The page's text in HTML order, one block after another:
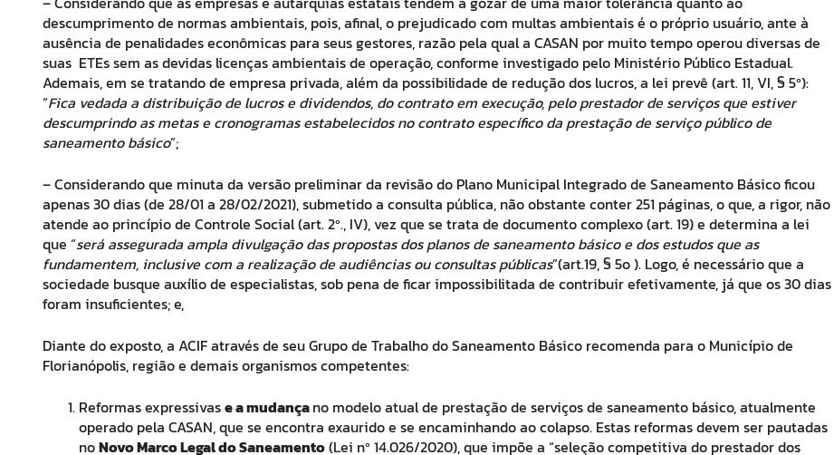
descumprimento de normas ambientais, pois, afinal, o prejudicado com multas ambientais é o próprio usuário, ante à
ausência de penalidades econômicas para seus gestores, razão pela qual a CASAN por muito tempo operou diversas de
suas ETEs sem as devidas licenças ambientais de operação, conforme investigado pelo Ministério Público Estadual.
Ademais, em se tratando de empresa privada, além da possibilidade de redução dos lucros, a lei prevê (art. 11, VI, § 5º):
“Fica vedada a distribuição de lucros e dividendos, do contrato em execução, pelo prestador de serviços que estiver
descumprindo as metas e cronogramas estabelecidos no contrato específico da prestação de serviço público de
saneamento básico”;
– Considerando que minuta da versão preliminar da revisão do Plano Municipal Integrado de Saneamento Básico ficou
apenas 30 dias (de 28/01 a 28/02/2021), submetido a consulta pública, não obstante conter 251 páginas, o que, a rigor, não
atende ao princípio de Controle Social (art. 2º., IV), vez que se trata de documento complexo (art. 19) e determina a lei
que “será assegurada ampla divulgação das propostas dos planos de saneamento básico e dos estudos que as
fundamentem, inclusive com a realização de audiências ou consultas públicas”(art.19, § 5o). Logo, é necessário que a
sociedade busque auxílio de especialistas, sob pena de ficar impossibilitada de contribuir efetivamente, já que os 30 dias
foram insuficientes; e,
Diante do exposto, a ACIF através de seu Grupo de Trabalho do Saneamento Básico recomenda para o Município de
Florianópolis, região e demais organismos competentes:
Reformas expressivase a mudançano modelo atual de prestação de serviços de saneamento básico, atualmente
operado pela CASAN, que se encontra exaurido e se encaminhando ao colapso. Estas reformas devem ser pautadas
noNovo Marco Legal do Saneamento(Lei nº 14.026/2020), que impõe a “seleção competitiva do prestador dos